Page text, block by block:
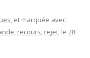
, et marquée avec
recours rejet , le 28